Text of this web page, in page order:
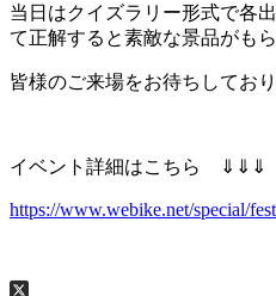
当日はクイズラリー形式で各
て正解すると素敵な景品がも
皆様のご来場をお待ちしており
イベント詳細はこちら ⇓⇓⇓
https://www.webike.net/special/